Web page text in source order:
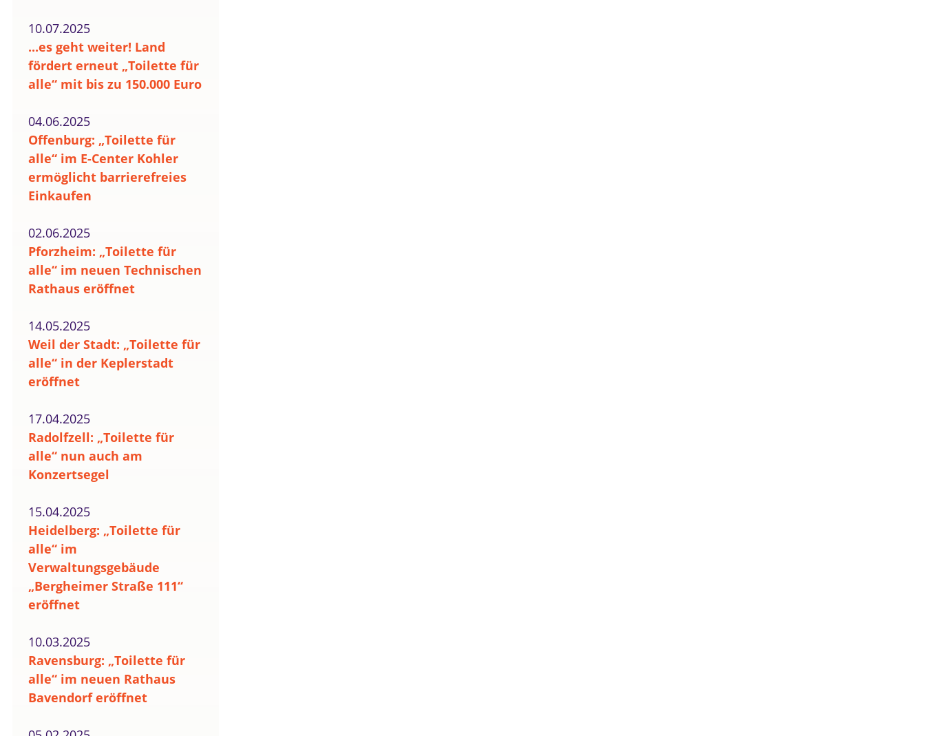
10.07.2025
...es geht weiter! Land
fördert erneut „Toilette für
alle“ mit bis zu 150.000 Euro
04.06.2025
Offenburg: „Toilette für
alle“ im E-Center Kohler
ermöglicht barrierefreies
Einkaufen
02.06.2025
Pforzheim: „Toilette für
alle“ im neuen Technischen
Rathaus eröffnet
14.05.2025
Weil der Stadt: „Toilette für
alle“ in der Keplerstadt
eröffnet
17.04.2025
Radolfzell: „Toilette für
alle“ nun auch am
Konzertsegel
15.04.2025
Heidelberg: „Toilette für
alle“ im
Verwaltungsgebäude
„Bergheimer Straße 111“
eröffnet
10.03.2025
Ravensburg: „Toilette für
alle“ im neuen Rathaus
Bavendorf eröffnet